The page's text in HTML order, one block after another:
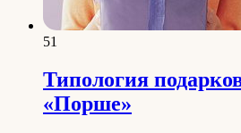
51
Типология
«Порше»